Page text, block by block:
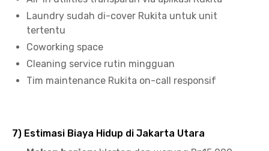
Laundry sudah di-cover Rukita untuk unit
tertentu
Coworking space
Cleaning service rutin mingguan
Tim maintenance Rukita on-call responsif
7) Estimasi Biaya Hidup di Jakarta Utara